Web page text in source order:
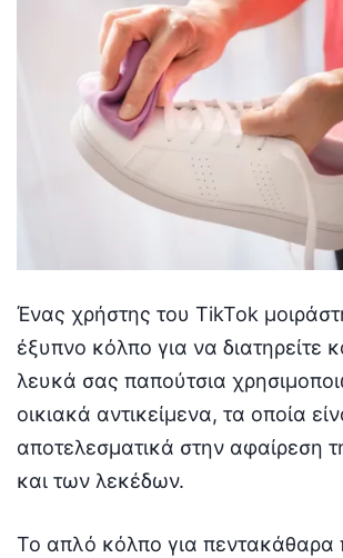
Ένας χρήστης του TikTok
έξυπνο κόλπο για να διατηρείτε
λευκά σας παπούτσια
οικιακά αντικείμενα, τα οποία
αποτελεσματικά στην αφαίρεση
και των λεκέδων.
Το απλό κόλπο για πεντακάθαρα